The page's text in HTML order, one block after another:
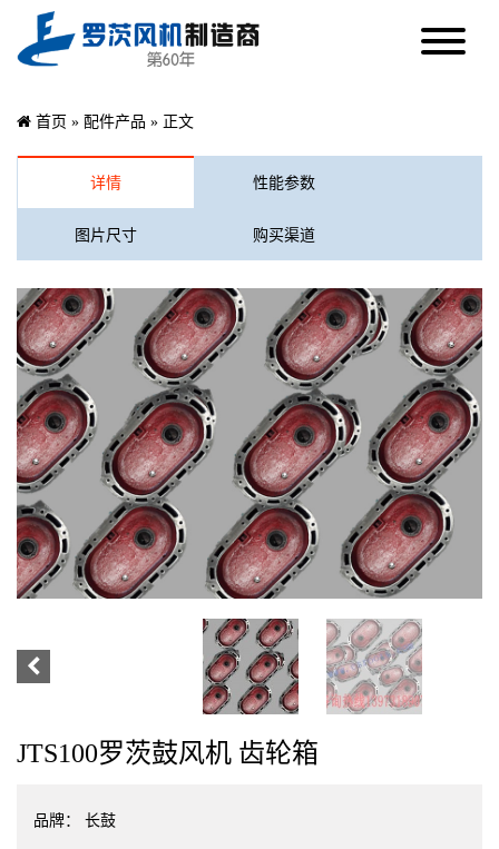
首页 » 配件产品 » 正文
详情 性能参数
图片尺寸 购买渠道
JTS100罗茨鼓风机 齿轮箱
品牌： 长鼓